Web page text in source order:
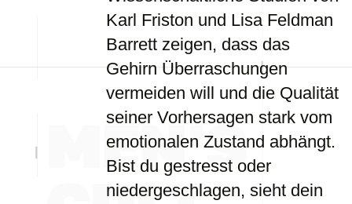
Karl Friston und Lisa Feldman
Barrett zeigen, dass das
Gehirn Überraschungen
vermeiden will und die Qualität
seiner Vorhersagen stark vom
emotionalen Zustand abhängt.
Bist du gestresst oder
niedergeschlagen, sieht dein